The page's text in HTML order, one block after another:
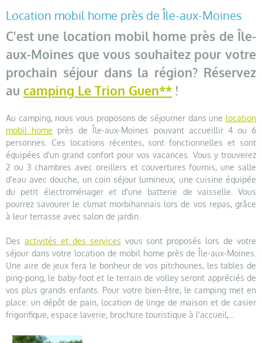
Location mobil home près de Île-aux-Moines
C'est une location mobil home près de Île-
aux-Moines que vous souhaitez pour votre
prochain séjour dans la région? Réservez
au camping Le Trion Guen** !
Au camping, nous vous proposons de séjourner dans une location
mobil home près de Île-aux-Moines pouvant accueillir 4 ou 6
personnes. Ces locations récentes, sont fonctionnelles et sont
équipées d'un grand confort pour vos vacances. Vous y trouverez
2 ou 3 chambres avec oreillers et couvertures fournis, une salle
d'eau avec douche, un coin séjour lumineux, une cuisine équipée
du petit électroménager et d'une batterie de vaisselle. Vous
pourrez savourer le climat morbihannais lors de vos repas, grâce
à leur terrasse avec salon de jardin.
Des activités et des services vous sont proposés lors de votre
séjour dans votre location de mobil home près de Île-aux-Moines.
Une aire de jeux fera le bonheur de vos pitchounes, les tables de
ping-pong, le baby-foot et le terrain de volley seront appréciés de
vos plus grands enfants. Pour votre bien-être, le camping met en
place: un dépôt de pain, location de linge de maison et de casier
frigorifique, espace laverie, brochure touristique à l'accueil,...